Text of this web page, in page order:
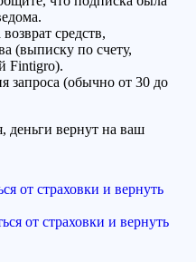
средств,
(выписку по счету,
Fintigro).
запроса (обычно от 30 до
деньги вернут на ваш
от страховки и вернуть
от страховки и вернуть